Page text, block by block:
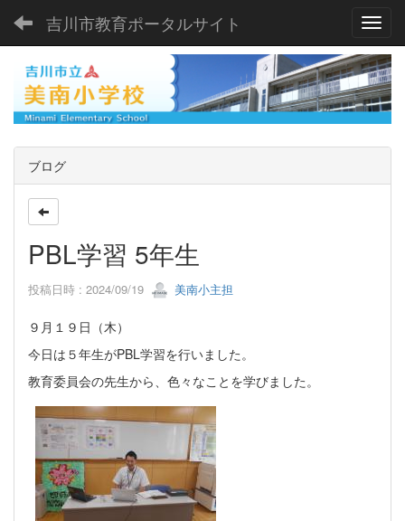
吉川市教育ポータルサイト
ブログ
PBL学習 5年生
投稿日時 : 2024/09/19 美南小主担
９月１９日（木）
今日は５年生がPBL学習を行いました。
教育委員会の先生から、色々なことを学びました。